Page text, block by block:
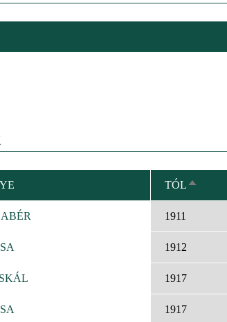
TÓL
1911
1912
1917
1917